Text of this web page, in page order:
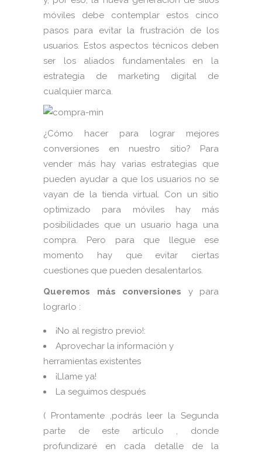
móviles debe contemplar estos cinco
pasos para evitar la frustración de los
usuarios. Estos aspectos técnicos deben
ser los aliados fundamentales en la
estrategia de marketing digital de
cualquier marca.
¿Cómo hacer para lograr mejores
conversiones en nuestro sitio? Para
vender más hay varias estrategias que
pueden ayudar a que los usuarios no se
vayan de la tienda virtual. Con un sitio
optimizado para móviles hay más
posibilidades que un usuario haga una
compra. Pero para que llegue ese
momento hay que evitar ciertas
cuestiones que pueden desalentarlos.
Queremos más conversiones y para
lograrlo :
¡No al registro previo!:
Aprovechar la información y
herramientas existentes
¡Llame ya!
La seguimos después
( Prontamente ,podrás leer la Segunda
parte de este artículo , donde
profundizaré en cada detalle de la